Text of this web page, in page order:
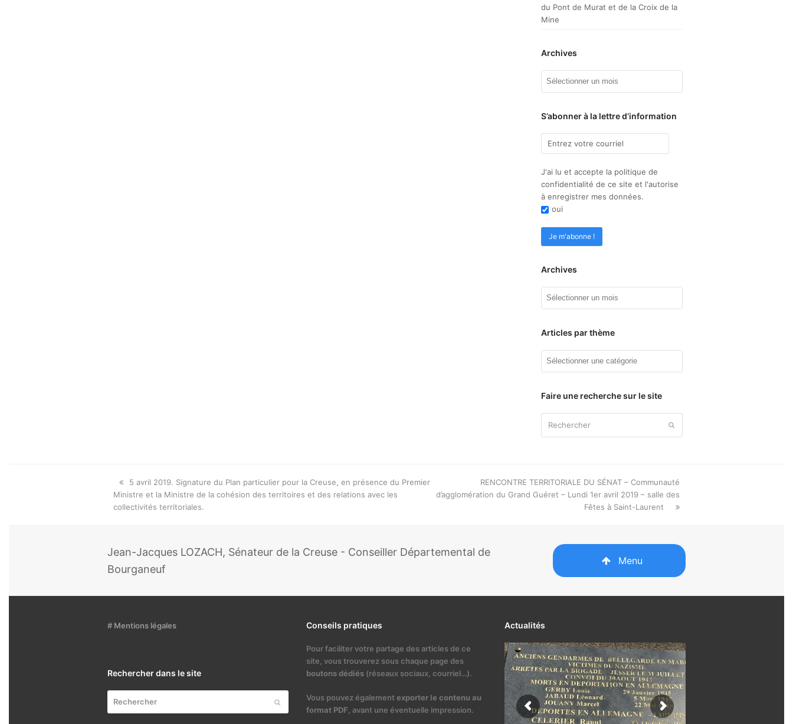
du Pont de Murat et de la Croix de la
Mine
Archives
S’abonner à la lettre d’information
J'ai lu et accepte la politique de
confidentialité de ce site et l'autorise
à enregistrer mes données.
oui
Archives
Articles par thème
Articles
Faire une recherche sur le site
Onglet
précédent:
5 avril 2019. Signature du Plan particulier pour la Creuse, en présence du Premier
Ministre et la Ministre de la cohésion des territoires et des relations avec les
collectivités territoriales.
next
post:
RENCONTRE TERRITORIALE DU SÉNAT – Communauté
d’agglomération du Grand Guéret – Lundi 1er avril 2019 – salle des
Fêtes à Saint-Laurent
Jean-Jacques LOZACH, Sénateur de la Creuse - Conseiller Départemental de
Bourganeuf
Menu
# Mentions légales
Rechercher dans le site
Envoyer
Conseils pratiques
Pour faciliter votre partage des articles de ce
site, vous trouverez sous chaque page des
boutons dédiés(réseaux sociaux, courriel…).
Vous pouvez égalementexporter le contenu au
format PDF , avant une éventuelle impression.
Actualités